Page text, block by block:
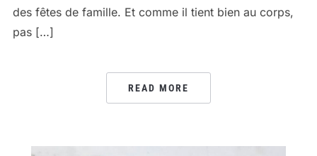
des fêtes de famille. Et comme il tient bien au corps,
pas […]
READ MORE